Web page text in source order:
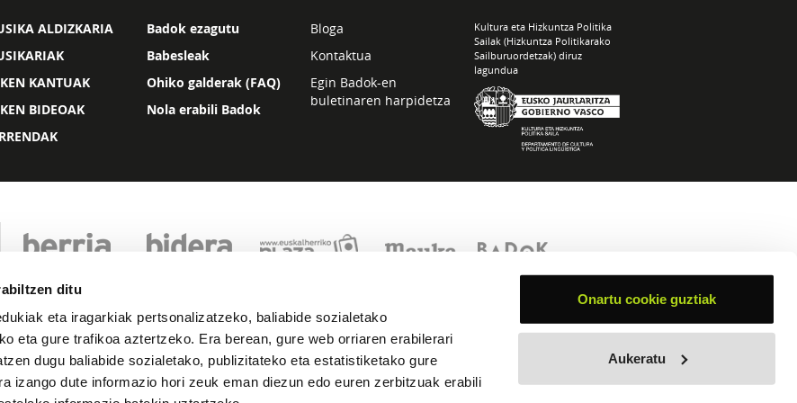
ditu
eta iragarkiak pertsonalizatzeko, baliabide sozialetako
eta gure trafikoa aztertzeko. Era berean, gure web orriaren erabilerari
dugu baliabide sozialetako, publizitateko eta estatistiketako gure
izango dute informazio hori zeuk eman diezun edo euren zerbitzuak erabili
Onartu cookie guztiak
Aukeratu
ALDIZKARIA
KANTUAK
BIDEOAK
Badok ezagutu
Babesleak
Ohiko galderak (FAQ)
Nola erabili Badok
Bloga
Kontaktua
Egin Badok-en
buletinaren harpidetza
Kultura eta Hizkuntza Politika
Sailak (Hizkuntza Politikarako
Sailburuordetzak) diruz
lagundua
Lege oharra Pribatutasuna Cookie politika